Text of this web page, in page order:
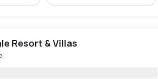
Resort & Villas